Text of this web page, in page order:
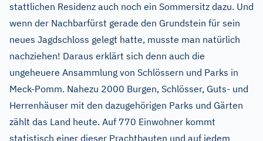
stattlichen Residenz auch noch ein Sommersitz dazu. Und
wenn der Nachbarfürst gerade den Grundstein für sein
neues Jagdschloss gelegt hatte, musste man natürlich
nachziehen! Daraus erklärt sich denn auch die
ungeheuere Ansammlung von Schlössern und Parks in
Meck-Pomm. Nahezu 2000 Burgen, Schlösser, Guts- und
Herrenhäuser mit den dazugehörigen Parks und Gärten
zählt das Land heute. Auf 770 Einwohner kommt
statistisch einer dieser Prachtbauten und auf jedem